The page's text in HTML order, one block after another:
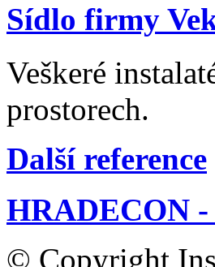
Sídlo firmy
Veškeré
prostorech.
Další reference
HRADECON
© Copyright